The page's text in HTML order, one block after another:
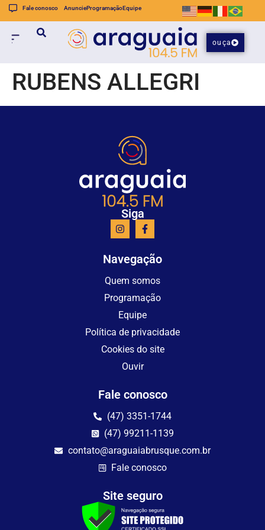
Fale conosco AnuncieProgramaçãoEquipe
ouça
RUBENS ALLEGRI
Siga
Navegação
Quem somos
Programação
Equipe
Política de privacidade
Cookies do site
Ouvir
Fale conosco
(47) 3351-1744
(47) 99211-1139
contato@araguaiabrusque.com.br
Fale conosco
Site seguro